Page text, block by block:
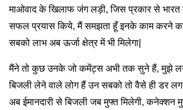
माओवाद के खिलाफ जंग लड़ी, जिस प्रकार से भारत
सफल प्रयास किये, मैं समझता हूँ इनके काम करने
सबको लाभ अब ऊर्जा क्षेत्र में भी मिलेगा|
मैंने तो कुछ उनके जो कमेंट्स अभी तक सुने हैं, मुझे
बिजली लेने वाले लोग हैं उन सबको तो वैसे ही डर
अब ईमानदारी से बिजली जब मुफ्त मिलेगी, कनेक्शन